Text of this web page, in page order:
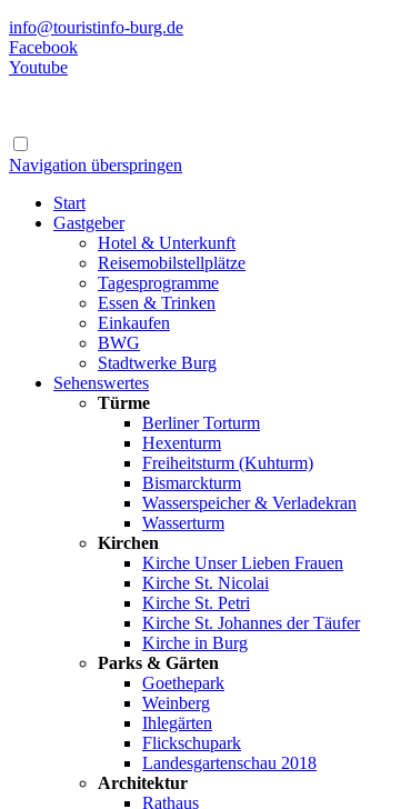
info@touristinfo-burg.de
Facebook
Youtube
Navigation überspringen
Start
Gastgeber
Hotel & Unterkunft
Reisemobilstellplätze
Tagesprogramme
Essen & Trinken
Einkaufen
BWG
Stadtwerke Burg
Sehenswertes
Türme
Berliner Torturm
Hexenturm
Freiheitsturm (Kuhturm)
Bismarckturm
Wasserspeicher & Verladekran
Wasserturm
Kirchen
Kirche Unser Lieben Frauen
Kirche St. Nicolai
Kirche St. Petri
Kirche St. Johannes der Täufer
Kirche in Burg
Parks & Gärten
Goethepark
Weinberg
Ihlegärten
Flickschupark
Landesgartenschau 2018
Architektur
Rathaus